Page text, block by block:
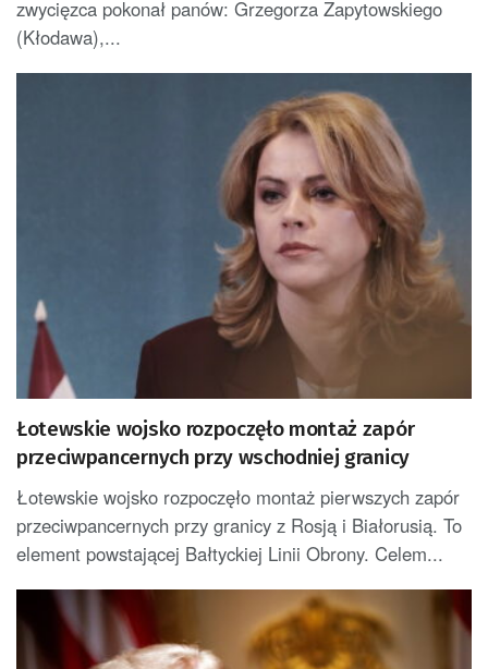
zwycięzca pokonał panów: Grzegorza Zapytowskiego
(Kłodawa),...
Łotewskie wojsko rozpoczęło montaż zapór
przeciwpancernych przy wschodniej granicy
Łotewskie wojsko rozpoczęło montaż pierwszych zapór
przeciwpancernych przy granicy z Rosją i Białorusią. To
element powstającej Bałtyckiej Linii Obrony. Celem...